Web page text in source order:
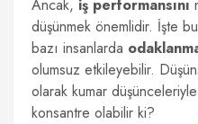
Ancak, iş performansını
düşünmek önemlidir. İşte
bazı insanlarda
olumsuz etkileyebilir.
olarak kumar
konsantre olabilir ki?